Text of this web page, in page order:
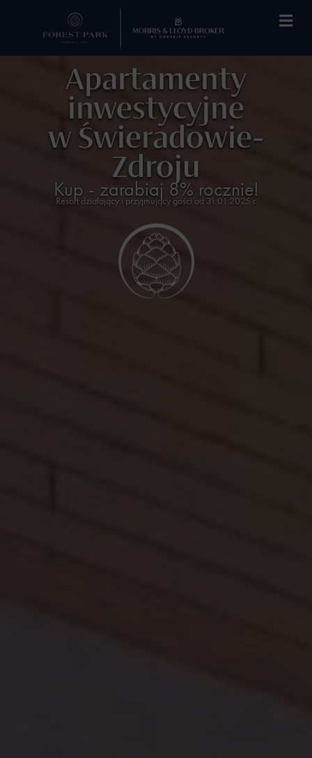
Apartamenty
inwestycyjne
w Świeradowie-
Zdroju
Kup - zarabiaj 8% rocznie!
Resort działający i przyjmujący gości od 31.01.2025 r.